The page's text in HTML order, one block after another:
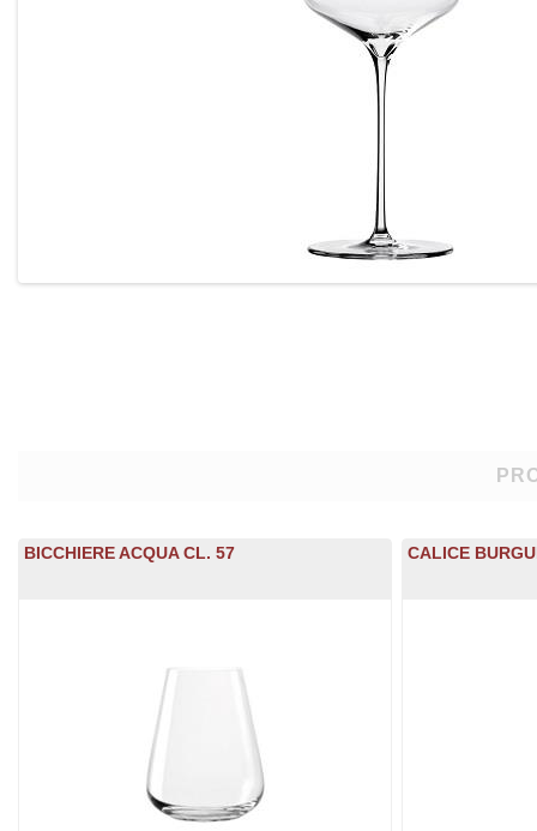
BICCHIERE ACQUA CL. 57 CALICE